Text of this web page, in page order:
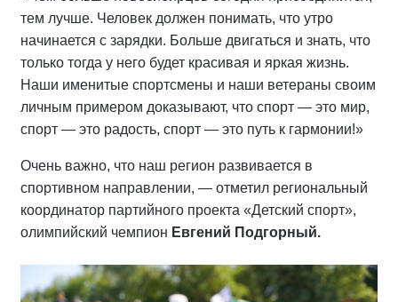
тем лучше. Человек должен понимать, что утро
начинается с зарядки. Больше двигаться и знать, что
только тогда у него будет красивая и яркая жизнь.
Наши именитые спортсмены и наши ветераны своим
личным примером доказывают, что спорт — это мир,
спорт — это радость, спорт — это путь к гармонии!»
Очень важно, что наш регион развивается в
спортивном направлении, — отметил региональный
координатор партийного проекта «Детский спорт»,
олимпийский чемпион Евгений Подгорный.